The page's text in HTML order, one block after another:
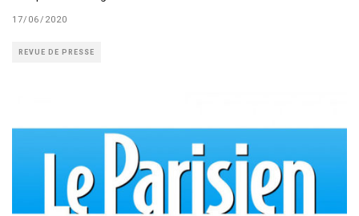
17/06/2020
REVUE DE PRESSE